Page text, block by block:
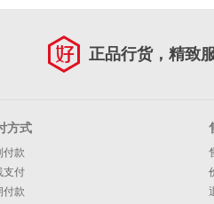
正品行货，精致
方式
付款
支付
付款